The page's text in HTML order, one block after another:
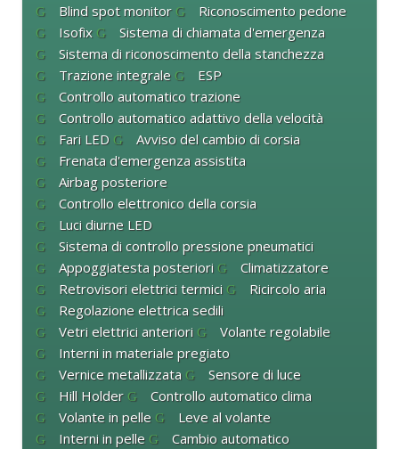
Blind spot monitor
Riconoscimento pedone
Isofix
Sistema di chiamata d'emergenza
Sistema di riconoscimento della stanchezza
Trazione integrale
ESP
Controllo automatico trazione
Controllo automatico adattivo della velocità
Fari LED
Avviso del cambio di corsia
Frenata d'emergenza assistita
Airbag posteriore
Controllo elettronico della corsia
Luci diurne LED
Sistema di controllo pressione pneumatici
Appoggiatesta posteriori
Climatizzatore
Retrovisori elettrici termici
Ricircolo aria
Regolazione elettrica sedili
Vetri elettrici anteriori
Volante regolabile
Interni in materiale pregiato
Vernice metallizzata
Sensore di luce
Hill Holder
Controllo automatico clima
Volante in pelle
Leve al volante
Interni in pelle
Cambio automatico